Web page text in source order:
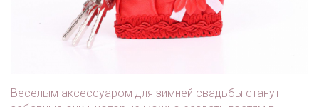
Веселым аксессуаром для зимней свадьбы станут